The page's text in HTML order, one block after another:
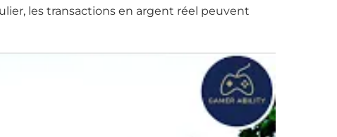
les transactions en argent réel peuvent